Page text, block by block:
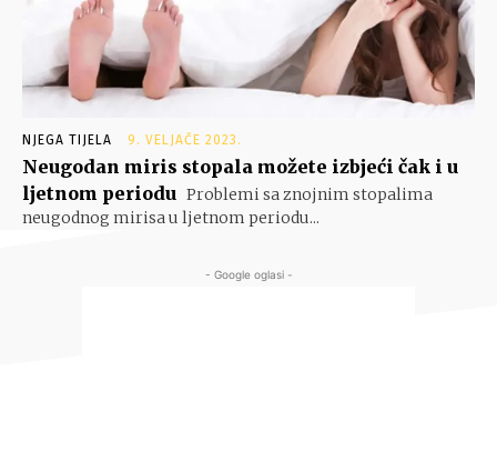
NJEGA TIJELA 9. VELJAČE 2023.
Neugodan miris stopala možete izbjeći čak i u
ljetnom periodu Problemi sa znojnim stopalima
neugodnog mirisa u ljetnom periodu...
- Google oglasi -